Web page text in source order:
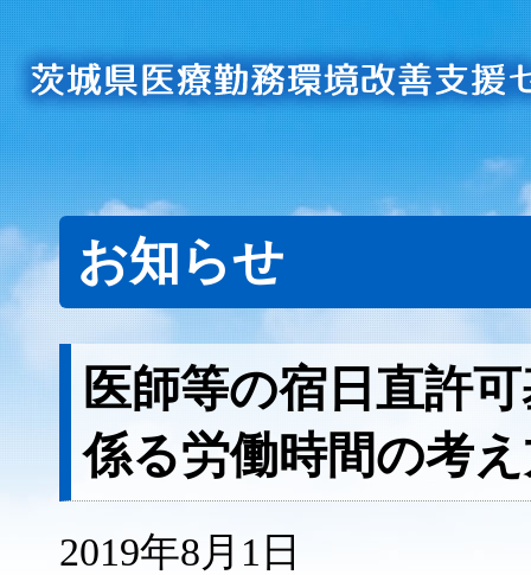
お知らせ
医師等の宿日直許
係る労働時間の考
2019年8月1日